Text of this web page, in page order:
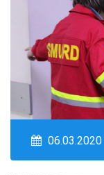
06.03.2020